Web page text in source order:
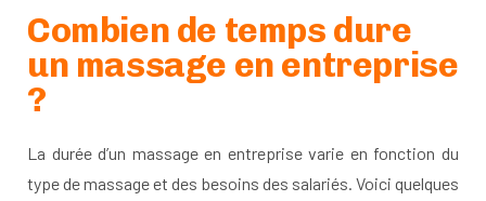
Combien de temps dure
un massage en entreprise
?
La durée d’un massage en entreprise varie en fonction du
type de massage et des besoins des salariés. Voici quelques